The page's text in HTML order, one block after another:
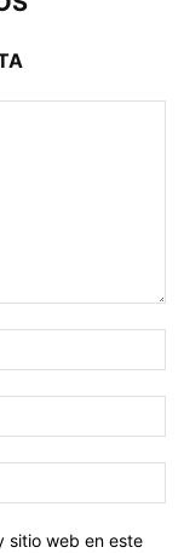
sitio web en este